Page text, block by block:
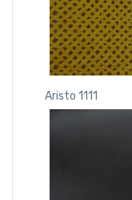
Aristo 1111